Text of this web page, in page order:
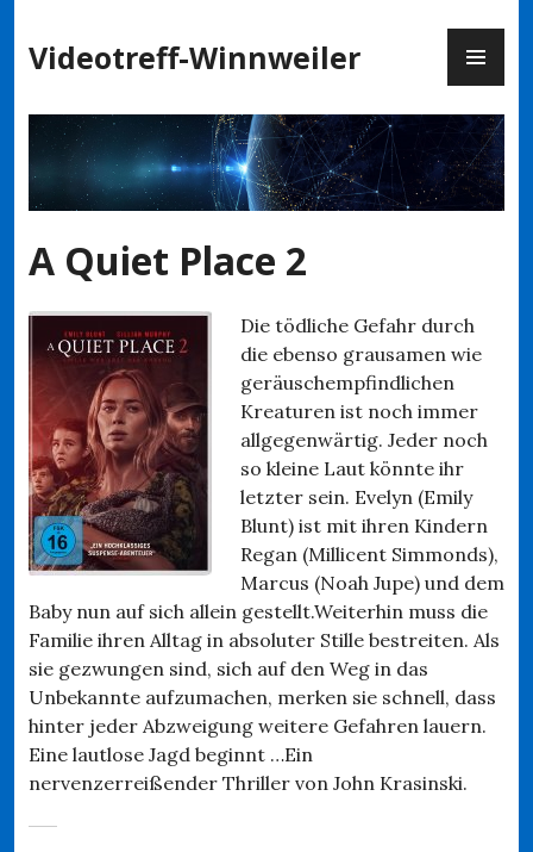
Inhalt
springen
Videotreff-Winnweiler
A Quiet Place 2
Die tödliche Gefahr durch
die ebenso grausamen wie
geräuschempfindlichen
Kreaturen ist noch immer
allgegenwärtig. Jeder noch
so kleine Laut könnte ihr
letzter sein. Evelyn (Emily
Blunt) ist mit ihren Kindern
Regan (Millicent Simmonds),
Marcus (Noah Jupe) und dem
Baby nun auf sich allein gestellt.Weiterhin muss die
Familie ihren Alltag in absoluter Stille bestreiten. Als
sie gezwungen sind, sich auf den Weg in das
Unbekannte aufzumachen, merken sie schnell, dass
hinter jeder Abzweigung weitere Gefahren lauern.
Eine lautlose Jagd beginnt …Ein
nervenzerreißender Thriller von John Krasinski.